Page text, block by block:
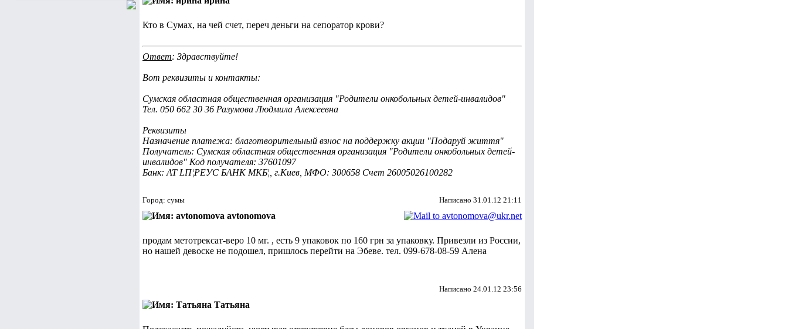
Кто в Сумах, на чей счет, переч деньги на сепоратор крови?
Ответ: Здравствуйте!
Вот реквизиты и контакты:
Сумская областная общественная организация "Родители онкобольных детей-инвалидов"
Тел. 050 662 30 36 Разумова Людмила Алексеевна
Реквизиты
Назначение платежа: благотворительный взнос на поддержку акции "Подаруй життя"
Получатель: Сумская областная общественная организация "Родители онкобольных детей-
инвалидов" Код получателя: 37601097
Банк: АТ LП¦РЕУС БАНК МКБ¦, г.Киев, МФО: 300658 Счет 26005026100282
Город: сумы Написано 31.01.12 21:11
avtonomova
продам метотрексат-веро 10 мг. , есть 9 упаковок по 160 грн за упаковку. Привезли из России,
но нашей девоске не подошел, пришлось перейти на Эбеве. тел. 099-678-08-59 Алена
Написано 24.01.12 23:56
Татьяна